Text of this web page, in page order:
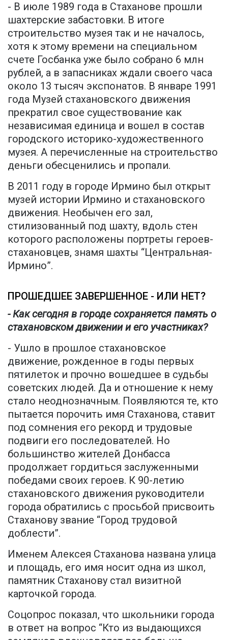
- В июле 1989 года в Стаханове прошли
шахтерские забастовки. В итоге
строительство музея так и не началось,
хотя к этому времени на специальном
счете Госбанка уже было собрано 6 млн
рублей, а в запасниках ждали своего часа
около 13 тысяч экспонатов. В январе 1991
года Музей стахановского движения
прекратил свое существование как
независимая единица и вошел в состав
городского историко-художественного
музея. А перечисленные на строительство
деньги обесценились и пропали.
В 2011 году в городе Ирмино был открыт
музей истории Ирмино и стахановского
движения. Необычен его зал,
стилизованный под шахту, вдоль стен
которого расположены портреты героев-
стахановцев, знамя шахты “Центральная-
Ирмино”.
ПРОШЕДШЕЕ ЗАВЕРШЕННОЕ - ИЛИ НЕТ?
- Как сегодня в городе сохраняется память о
стахановском движении и его участниках?
- Ушло в прошлое стахановское
движение, рожденное в годы первых
пятилеток и прочно вошедшее в судьбы
советских людей. Да и отношение к нему
стало неоднозначным. Появляются те, кто
пытается порочить имя Стаханова, ставит
под сомнения его рекорд и трудовые
подвиги его последователей. Но
большинство жителей Донбасса
продолжает гордиться заслуженными
победами своих героев. К 90-летию
стахановского движения руководители
города обратились с просьбой присвоить
Стаханову звание “Город трудовой
доблести”.
Именем Алексея Стаханова названа улица
и площадь, его имя носит одна из школ,
памятник Стаханову стал визитной
карточкой города.
Соцопрос показал, что школьники города
в ответ на вопрос “Кто из выдающихся